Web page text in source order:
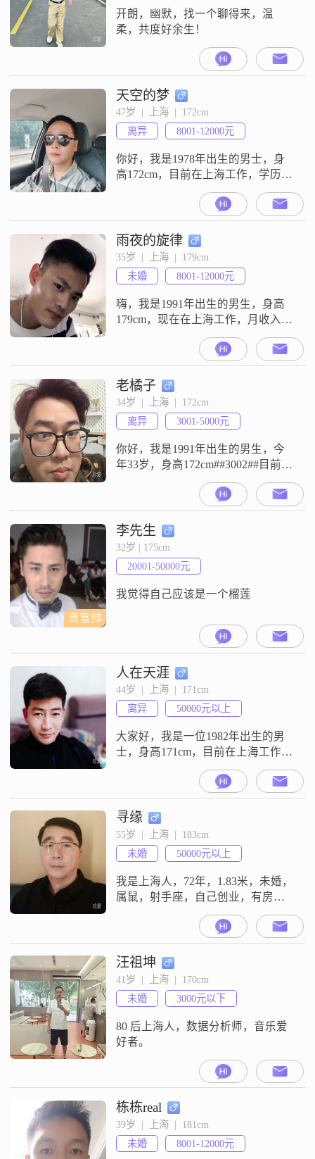
诚可靠
开朗，幽默，找一个聊得来，温
柔，共度好余生！
天空的梦
47岁  |  上海  |  172cm
离异
8001-12000元
你好，我是1978年出生的男士，身
高172cm，目前在上海工作，学历是
大学本科，月收入在8001到12000元
之间##3002##我是一个稳重可靠的
人，责任感比较强，性格随和，容
易相处，平时也挺有耐心，做事比
较包容##3002##在生活上，我比较
看重家庭，觉得家庭是生活里很重
要的一部分，同时也注重生活品
质，希望日子过得
雨夜的旋律
35岁  |  上海  |  179cm
未婚
8001-12000元
嗨，我是1991年出生的男生，身高
179cm，现在在上海工作，月收入在
8001到12000元之间，学历是中专
##3002##性格上我是一个耐心包容
的人，平时随和易相处，跟大家在
一起感觉都挺自在##3002##朋友们
都说我真诚可靠，做事也挺有责任
感的##3002##我平时情绪比较稳
定，遇到事情不会急躁，也还算有
点幽默感，
老橘子
34岁  |  上海  |  172cm
离异
3001-5000元
你好，我是1991年出生的男生，今
年33岁，身高172cm##3002##目前在
上海工作，月收入在3001到5000元
之间，学历是高中及以下##3002##
性格方面，我是一个稳重可靠的
人，平时做事很有责任感，面对生
活也一直保持乐观积极的态度
##3002##同时我性格比较外向，健
谈，也挺幽默风趣的，平时和人相
处起来比较轻
高富帅
李先生
32岁 | 175cm
20001-50000元
我觉得自己应该是一个榴莲
人在天涯
44岁  |  上海  |  171cm
离异
50000元以上
大家好，我是一位1982年出生的男
士，身高171cm，目前在上海工作。
我的月收入在50000元以上，能够保
证稳定的生活。虽然我的学历是高
中及以下，但我一直保持着学习的
热情，不断提升自己。我性格幽默
风趣，善于与人沟通，总能在轻松
愉快的氛围中拉近与他人的距离。
同时，我也非常理性冷静，在处理
问题时能够客观分析，做出明智的
决策
寻缘
55岁  |  上海  |  183cm
未婚
50000元以上
我是上海人，72年，1.83米，未婚，
属鼠，射手座，自己创业，有房有
车，斯文随和，脾气好，烟酒不
沾，顾家。业余一般看看电视上上
网，电影，唱歌，书法等。希望找
个温柔善良，通情达理，实在过日
子的女孩。如果你对我第一印象还
不错，我们可以继续聊聊？
汪祖坤
41岁  |  上海  |  170cm
未婚
3000元以下
80 后上海人，数据分析师，音乐爱
好者。
栋栋real
39岁  |  上海  |  181cm
未婚
8001-12000元